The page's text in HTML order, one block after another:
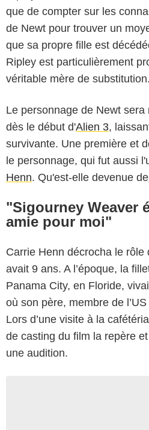
que de compter sur les
de Newt pour trouver un
que sa propre fille est
Ripley est particulièrement
véritable mère de substitution.
Le personnage de Newt
dès le début d'Alien 3,
survivante. Une première et
le personnage, qui fut aussi
Henn. Qu'est-elle devenue
"Sigourney Weaver
amie pour moi"
Carrie Henn décrocha le rôle
avait 9 ans. A l’époque, la
Panama City, en Floride,
où son père, membre de
Lors d’une visite à la
de casting du film la repère
une audition.